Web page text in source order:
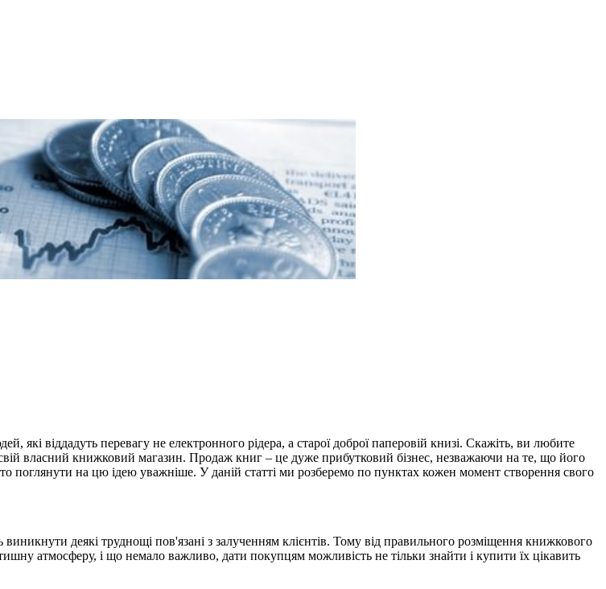
які віддадуть перевагу не електронного рідера, а старої доброї паперовій книзі. Скажіть, ви любите
власний книжковий магазин. Продаж книг – це дуже прибутковий бізнес, незважаючи на те, що його
поглянути на цю ідею уважніше. У даній статті ми розберемо по пунктах кожен момент створення свого
деякі труднощі пов'язані з залученням клієнтів. Тому від правильного розміщення книжкового
атмосферу, і що немало важливо, дати покупцям можливість не тільки знайти і купити їх цікавить